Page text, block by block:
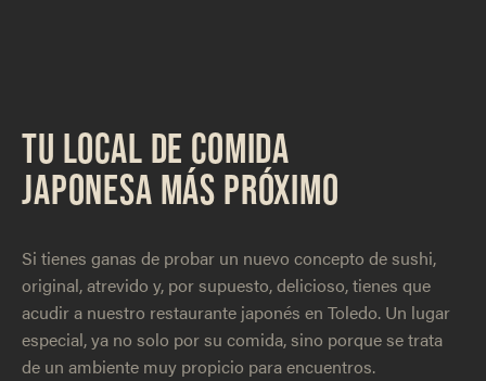
TU LOCAL DE COMIDA
JAPONESA MÁS PRÓXIMO
Si tienes ganas de probar un nuevo concepto de sushi,
original, atrevido y, por supuesto, delicioso, tienes que
acudir a nuestro restaurante japonés en Toledo. Un lugar
especial, ya no solo por su comida, sino porque se trata
de un ambiente muy propicio para encuentros.